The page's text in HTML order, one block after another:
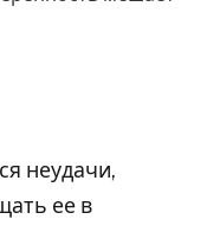
неудачи,
ее в